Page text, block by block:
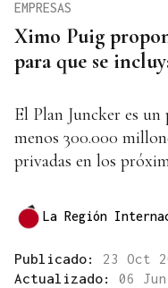
Ximo Puig
para que se
EMPRESAS
El Plan Juncker es
menos 300.000
privadas en los
La Región
Publicado: 23 Oct
Actualizado: 06